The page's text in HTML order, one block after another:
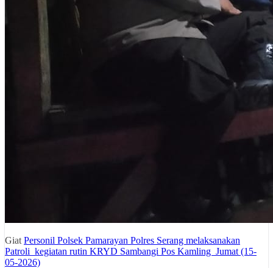
Giat Personil Polsek Pamarayan Polres Serang melaksanakan
Patroli kegiatan rutin KRYD Sambangi Pos Kamling Jumat (15-
05-2026)